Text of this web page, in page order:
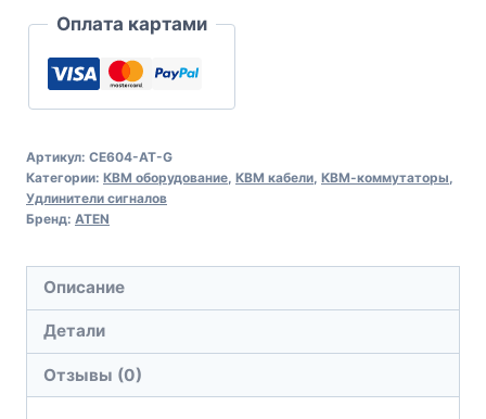
Оплата картами
Артикул: CE604-AT-G
Категории: КВМ оборудование КВМ кабели КВМ-коммутаторы
Удлинители сигналов
Бренд: ATEN
Описание
Детали
Отзывы (0)